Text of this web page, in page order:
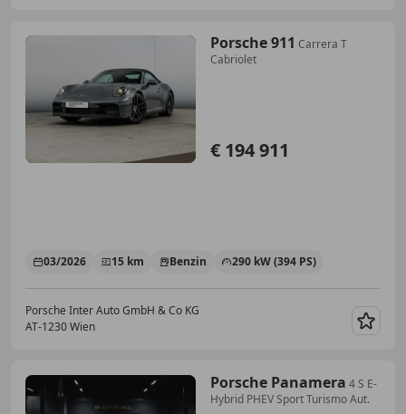
Porsche 911 Carrera T
Cabriolet
€ 194 911
03/2026 15 km Benzin 290 kW (394 PS)
Porsche Inter Auto GmbH & Co KG
AT-1230 Wien
Porsche Panamera 4 S E-
Hybrid PHEV Sport Turismo Aut.